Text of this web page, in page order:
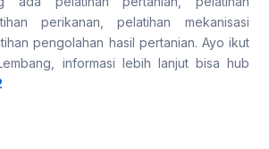
perikanan, pelatihan mekanisasi
pengolahan hasil pertanian. Ayo ikut
informasi lebih lanjut bisa hub